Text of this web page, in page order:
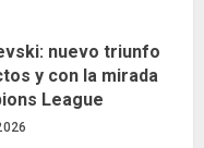
nuevo triunfo
y con la mirada
League